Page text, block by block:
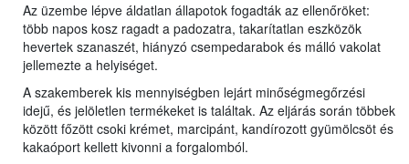
Az üzembe lépve áldatlan állapotok fogadták az ellenőröket:
több napos kosz ragadt a padozatra, takarítatlan eszközök
hevertek szanaszét, hiányzó csempedarabok és málló vakolat
jellemezte a helyiséget.
A szakemberek kis mennyiségben lejárt minőségmegőrzési
idejű, és jelöletlen termékeket is találtak. Az eljárás során többek
között főzött csoki krémet, marcipánt, kandírozott gyümölcsöt és
kakaóport kellett kivonni a forgalomból.